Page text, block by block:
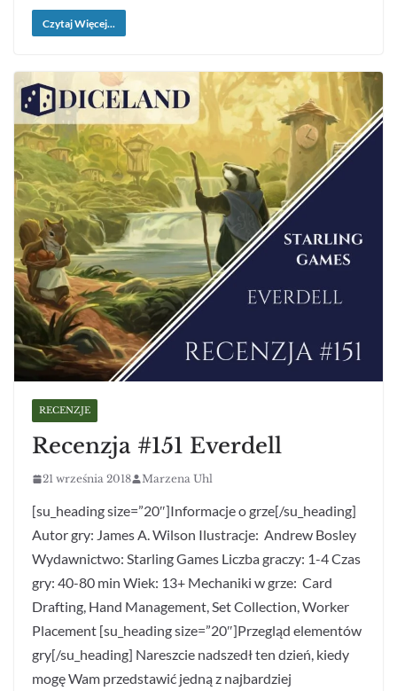
Czytaj Więcej...
RECENZJE
Recenzja #151 Everdell
21 września 2018 Marzena Uhl
[su_heading size=”20″]Informacje o grze[/su_heading]
Autor gry: James A. Wilson Ilustracje: Andrew Bosley
Wydawnictwo: Starling Games Liczba graczy: 1-4 Czas
gry: 40-80 min Wiek: 13+ Mechaniki w grze: Card
Drafting, Hand Management, Set Collection, Worker
Placement [su_heading size=”20″]Przegląd elementów
gry[/su_heading] Nareszcie nadszedł ten dzień, kiedy
mogę Wam przedstawić jedną z najbardziej